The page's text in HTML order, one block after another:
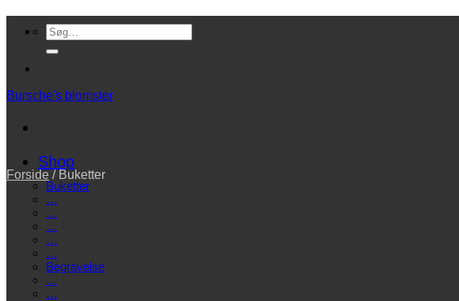
Fortsæt
indhold
Søg
efter:
Bursche's blomster
Shop
Buketter
…
…
…
…
…
Begravelse
…
…
Forside /Buketter